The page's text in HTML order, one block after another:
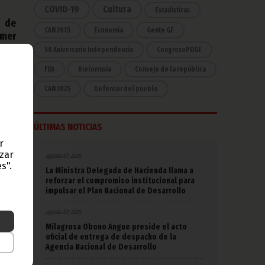
de
la
de
y
COVID-19 Cultura Estadísticas
CAN 2015 Economía Gente GE
50 Aniversario Independencia CongresoPDGE
FIJA Bielorrusia Consejo de la república
CAN 2025 Defensor del pueblo
ÚLTIMAS NOTICIAS
agosto 07, 2026
La Ministra Delegada de Hacienda llama a
reforzar el compromiso institucional para
impulsar el Plan Nacional de Desarrollo
agosto 07, 2026
Milagrosa Obono Angue preside el acto
oficial de entrega de despacho de la
Agencia Nacional de Desarrollo